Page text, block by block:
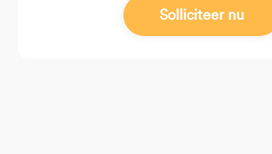
Solliciteer nu